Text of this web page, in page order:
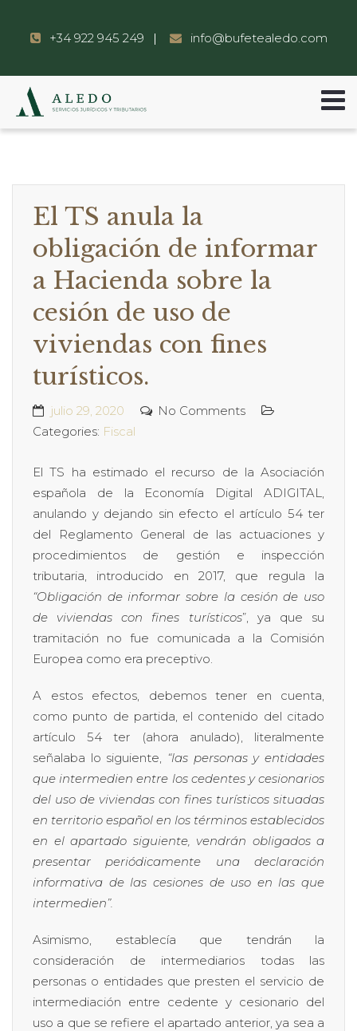
+34 922 945 249 info@bufetealedo.com
El TS anula la
obligación de informar
a Hacienda sobre la
cesión de uso de
viviendas con fines
turísticos.
julio 29, 2020
No Comments
Categories: Fiscal
El TS ha estimado el recurso de la Asociación
española de la Economía Digital ADIGITAL,
anulando y dejando sin efecto el artículo 54 ter
del Reglamento General de las actuaciones y
procedimientos de gestión e inspección
tributaria, introducido en 2017, que regula la
“Obligación de informar sobre la cesión de uso
de viviendas con fines turísticos”, ya que su
tramitación no fue comunicada a la Comisión
Europea como era preceptivo.
A estos efectos, debemos tener en cuenta,
como punto de partida, el contenido del citado
artículo 54 ter (ahora anulado), literalmente
señalaba lo siguiente, “las personas y entidades
que intermedien entre los cedentes y cesionarios
del uso de viviendas con fines turísticos situadas
en territorio español en los términos establecidos
en el apartado siguiente, vendrán obligados a
presentar periódicamente una declaración
informativa de las cesiones de uso en las que
intermedien”.
Asimismo, establecía que tendrán la
consideración de intermediarios todas las
personas o entidades que presten el servicio de
intermediación entre cedente y cesionario del
uso a que se refiere el apartado anterior, ya sea a